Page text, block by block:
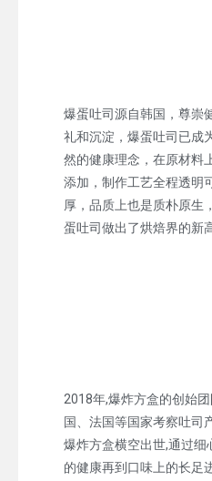
爆蛋吐司源自韩国，尊崇
礼和沉淀，爆蛋吐司已成
然的健康理念，在原材料
添加，制作工艺全程透明
厚，品质上也是质朴原生
蛋吐司做出了烘焙界的新
2018年,爆炸方盒的创始
国、法国等国家考察吐司
爆炸方盒横空出世,通过
的健康再到口味上的长足